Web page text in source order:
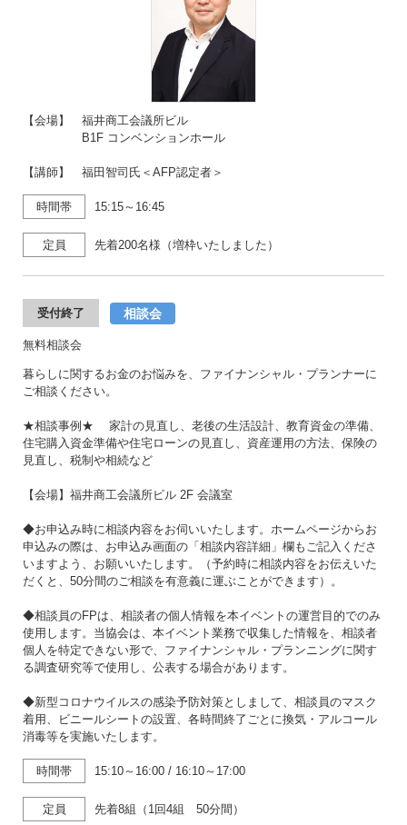
【会場】 福井商工会議所ビル
B1F コンベンションホール
【講師】 福田智司氏＜AFP認定者＞
時間帯 15:15～16:45
定員 先着200名様（増枠いたしました）
受付終了 相談会
無料相談会
暮らしに関するお金のお悩みを、ファイナンシャル・プランナーに
ご相談ください。
★相談事例★ 家計の見直し、老後の生活設計、教育資金の準備、
住宅購入資金準備や住宅ローンの見直し、資産運用の方法、保険の
見直し、税制や相続など
【会場】福井商工会議所ビル 2F 会議室
◆お申込み時に相談内容をお伺いいたします。ホームページからお
申込みの際は、お申込み画面の「相談内容詳細」欄もご記入くださ
いますよう、お願いいたします。（予約時に相談内容をお伝えいた
だくと、50分間のご相談を有意義に運ぶことができます）。
◆相談員のFPは、相談者の個人情報を本イベントの運営目的でのみ
使用します。当協会は、本イベント業務で収集した情報を、相談者
個人を特定できない形で、ファイナンシャル・プランニングに関す
る調査研究等で使用し、公表する場合があります。
◆新型コロナウイルスの感染予防対策としまして、相談員のマスク
着用、ビニールシートの設置、各時間終了ごとに換気・アルコール
消毒等を実施いたします。
時間帯 15:10～16:00 / 16:10～17:00
定員 先着8組（1回4組 50分間）